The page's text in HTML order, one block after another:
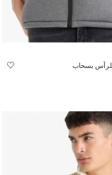
بسحاب